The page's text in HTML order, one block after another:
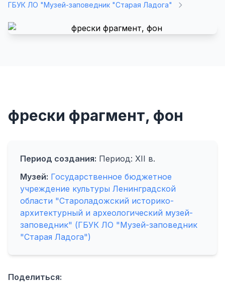
ГБУК ЛО "Музей-заповедник "Старая Ладога"
фрески фрагмент, фон
Период создания: Период: XII в.
Музей: Государственное бюджетное
учреждение культуры Ленинградской
области "Староладожский историко-
архитектурный и археологический музей-
заповедник" (ГБУК ЛО "Музей-заповедник
"Старая Ладога")
Поделиться: